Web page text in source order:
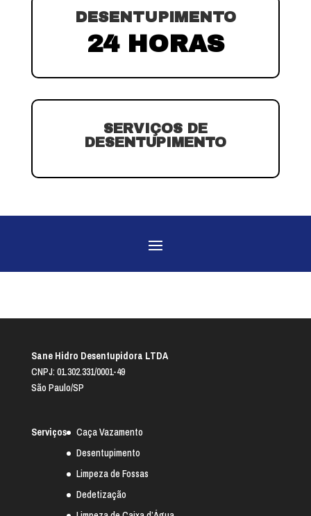
DESENTUPIMENTO
24 HORAS
SERVIÇOS DE
DESENTUPIMENTO
Sane Hidro Desentupidora LTDA
CNPJ: 01.302.331/0001-49
São Paulo/SP
Serviços
Caça Vazamento
Desentupimento
Limpeza de Fossas
Dedetização